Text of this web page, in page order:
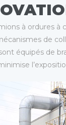
à ordures
de
équipés de